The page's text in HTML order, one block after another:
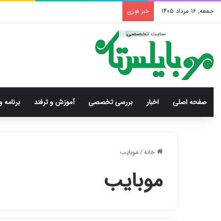
جمعه, 16 مرداد 1405 خبر فوری
صفحه اصلی اخبار بررسی‌ تخصصی آموزش و ترفند برنامه
خانه/موبایب
موبایب